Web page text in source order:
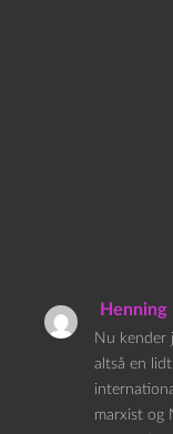
Henning
Nu kender
altså en
marxist og